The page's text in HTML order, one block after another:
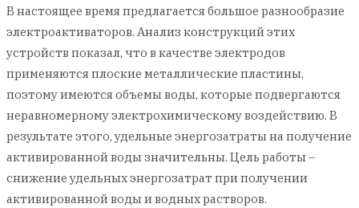
В настоящее время предлагается большое разнообразие
электроактиваторов. Анализ конструкций этих
устройств показал, что в качестве электродов
применяются плоские металлические пластины,
поэтому имеются объемы воды, которые подвергаются
неравномерному электрохимическому воздействию. В
результате этого, удельные энергозатраты на получение
активированной воды значительны. Цель работы –
снижение удельных энергозатрат при получении
активированной воды и водных растворов.